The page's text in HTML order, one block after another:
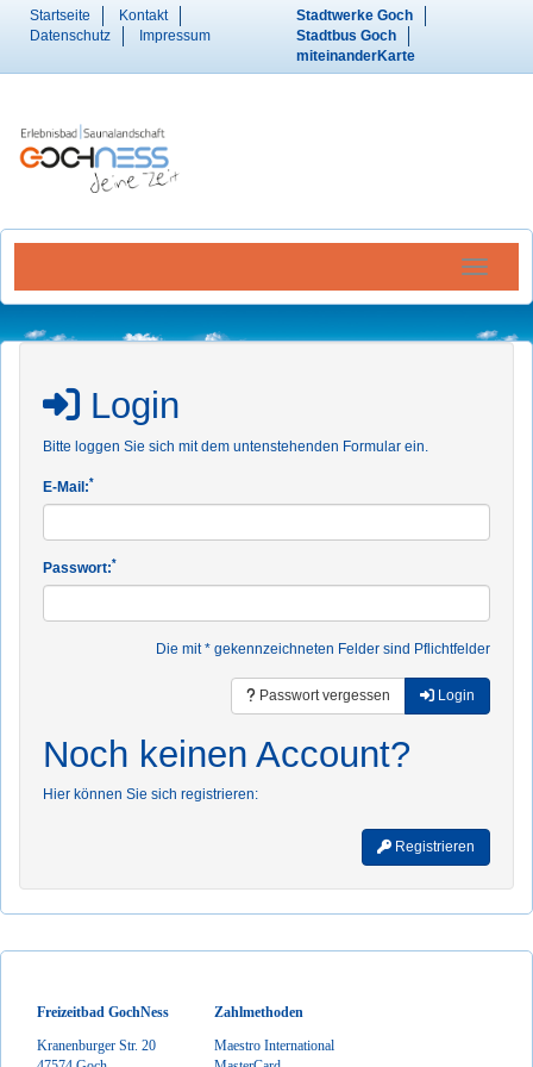
Startseite
Kontakt
Datenschutz
Impressum
Stadtwerke Goch
Stadtbus Goch
miteinanderKarte
Menü
Login
Bitte loggen Sie sich mit dem untenstehenden Formular ein.
E-Mail:*
Passwort:*
Die mit * gekennzeichneten Felder sind Pflichtfelder
Passwort vergessen Login
Noch keinen Account?
Hier können Sie sich registrieren:
Registrieren
Freizeitbad GochNess
Kranenburger Str. 20
Zahlmethoden
Maestro International